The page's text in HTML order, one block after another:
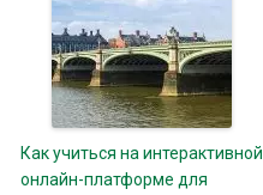
Как учиться на интерактивной
онлайн-платформе для